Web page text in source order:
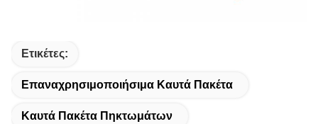
Ετικέτες:
Επαναχρησιμοποιήσιμα Καυτά Πακέτα
Καυτά Πακέτα Πηκτωμάτων